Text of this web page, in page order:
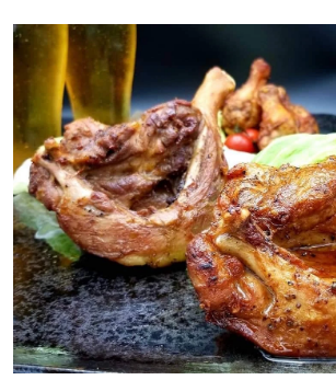
まるがめポイントクラブとは？
まるポをためる
まるポをつかう
よくある質問
利用規約
お問い合わせ